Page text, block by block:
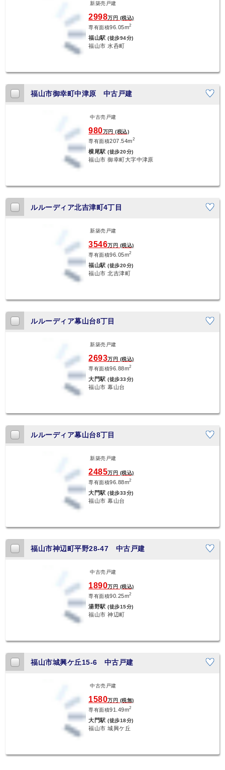
新築売戸建
2998万円 (税込)
専有面積96.05m2
福山駅(徒歩94分)
福山市 水呑町
福山市御幸町中津原 中古戸建
中古売戸建
980万円 (税込)
専有面積207.54m2
横尾駅(徒歩20分)
福山市 御幸町大字中津原
ルルーディア北吉津町4丁目
新築売戸建
3546万円 (税込)
専有面積96.05m2
福山駅(徒歩20分)
福山市 北吉津町
ルルーディア幕山台8丁目
新築売戸建
2693万円 (税込)
専有面積96.88m2
大門駅(徒歩33分)
福山市 幕山台
ルルーディア幕山台8丁目
新築売戸建
2485万円 (税込)
専有面積96.88m2
大門駅(徒歩33分)
福山市 幕山台
福山市神辺町平野28-47 中古戸建
中古売戸建
1890万円 (税込)
専有面積90.25m2
湯野駅(徒歩15分)
福山市 神辺町
福山市城興ケ丘15-6 中古戸建
中古売戸建
1580万円 (税無)
専有面積91.49m2
大門駅(徒歩18分)
福山市 城興ケ丘